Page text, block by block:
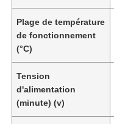
Plage de température
de fonctionnement
(°C)
Tension
d'alimentation
(minute) (v)